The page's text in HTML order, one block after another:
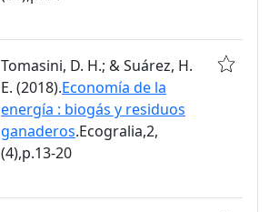
Tomasini, D. H.; & Suárez, H.
E. (2018).Economía de la
energía : biogás y residuos
ganaderos.Ecogralia,2,
(4),p.13-20